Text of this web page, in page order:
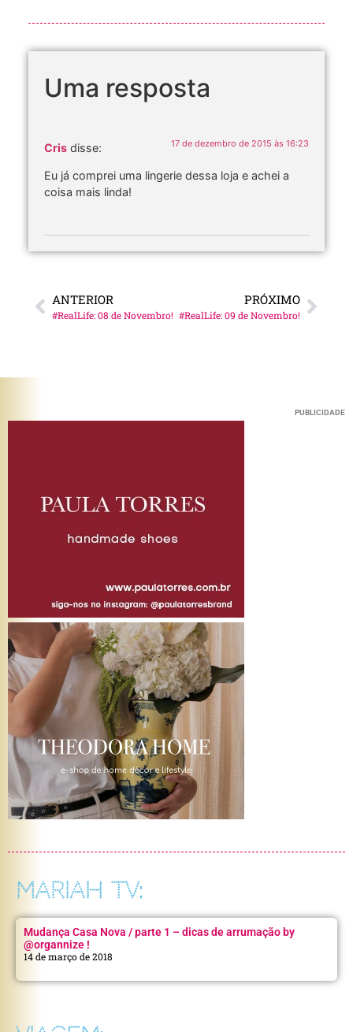
Uma resposta
Cris disse: 17 de dezembro de 2015 às 16:23
Eu já comprei uma lingerie dessa loja e achei a
coisa mais linda!
ANTERIOR
#RealLife: 08 de Novembro!
PRÓXIMO
#RealLife: 09 de Novembro!
PUBLICIDADE
MARIAH TV:
Mudança Casa Nova / parte 1 – dicas de arrumação by
@organnize !
14 de março de 2018